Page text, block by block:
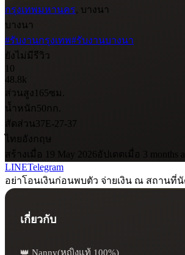
กรุงเทพมหานคร, บางนา
บางนา
#รับงานกรุงเทพ#รับงานบางนา
ยังไม่มีรีวิว
10
48.8k
ส่วนสูง 165ซม.
น้ำหนัก 50กก.
สัดส่วน 37E-27-37
ไทยอังกฤษ
สร้างเมื่อ 19 May 2026อัปเดตเมื่อ 3 months
LINETelegram
อย่าโอนเงินก่อนพบตัว จ่ายเงิน ณ สถานที่
เกี่ยวกับ
👑 Nanny(หญิงแท้ 100%)